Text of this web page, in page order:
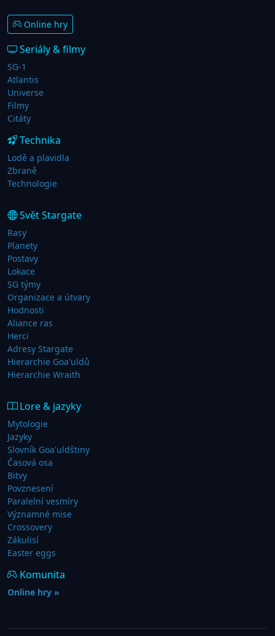
Online hry
Seriály & filmy
SG-1
Atlantis
Universe
Filmy
Citáty
Technika
Lodě a plavidla
Zbraně
Technologie
Svět Stargate
Rasy
Planety
Postavy
Lokace
SG týmy
Organizace a útvary
Hodnosti
Aliance ras
Herci
Adresy Stargate
Hierarchie Goa'uldů
Hierarchie Wraith
Lore & jazyky
Mytologie
Jazyky
Slovník Goa'uldštiny
Časová osa
Bitvy
Povznesení
Paralelní vesmíry
Významné mise
Crossovery
Zákulisí
Easter eggs
Komunita
Online hry »